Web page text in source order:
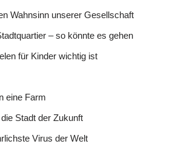
Wahnsinn unserer Gesellschaft
– so könnte es gehen
für Kinder wichtig ist
eine Farm
Stadt der Zukunft
Virus der Welt